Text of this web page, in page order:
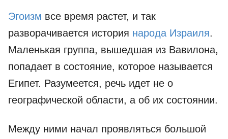
Эгоизм все время растет, и так
разворачивается история народа Израиля.
Маленькая группа, вышедшая из Вавилона,
попадает в состояние, которое называется
Египет. Разумеется, речь идет не о
географической области, а об их состоянии.
Между ними начал проявляться большой